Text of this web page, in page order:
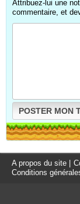
Attribuez-lui une
commentaire, et
POSTER MON
A propos du site
Conditions